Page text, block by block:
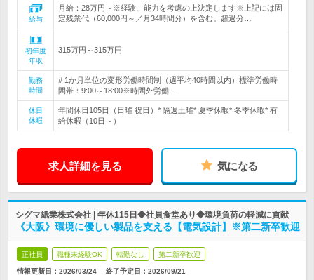
給与
月給：28万円～※経験、能力を考慮の上決定します※上記には固
定残業代（60,000円～／月34時間分）を含む。超過分…
初年度
年収
315万円～315万円
勤務
時間
# 1か月単位の変形労働時間制（週平均40時間以内）標準労働時
間帯：9:00～18:00※時間外労働…
休日
休暇
年間休日105日（日曜 祝日）* 隔週土曜* 夏季休暇* 冬季休暇* 有
給休暇（10日～）
求人詳細を見る 気になる
シグマ紙業株式会社 | 年休115日◆社員食堂あり◆環境負荷の軽減に貢献
《大阪》環境に優しい製品を支える【電気設計】※第二新卒歓迎
正社員 職種未経験OK 転勤なし 第二新卒歓迎
情報更新日：2026/03/24 終了予定日： 2026/09/21